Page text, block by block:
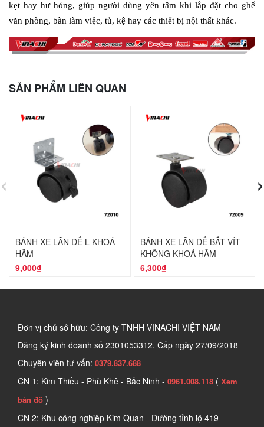
kẹt hay hư hỏng, giúp người dùng yên tâm khi lắp đặt cho ghế
văn phòng, bàn làm việc, tủ, kệ hay các thiết bị nội thất khác.
SẢN PHẨM LIÊN QUAN
BÁNH XE LĂN ĐẾ L KHOÁ
HÃM
9,000₫
BÁNH XE LĂN ĐẾ BẮT VÍT
KHÔNG KHOÁ HÃM
6,300₫
‹ ›
Đơn vị chủ sở hữu: Công ty TNHH VINACHI VIỆT NAM
Đăng ký kinh doanh số 2301053312. Cấp ngày 27/09/2018
Chuyên viên tư vấn: 0379.837.688
CN 1: Kim Thiều - Phù Khê - Bắc Ninh - 0961.008.118 ( Xem
bản đồ )
CN 2: Khu công nghiệp Kim Quan - Đường tỉnh lộ 419 -